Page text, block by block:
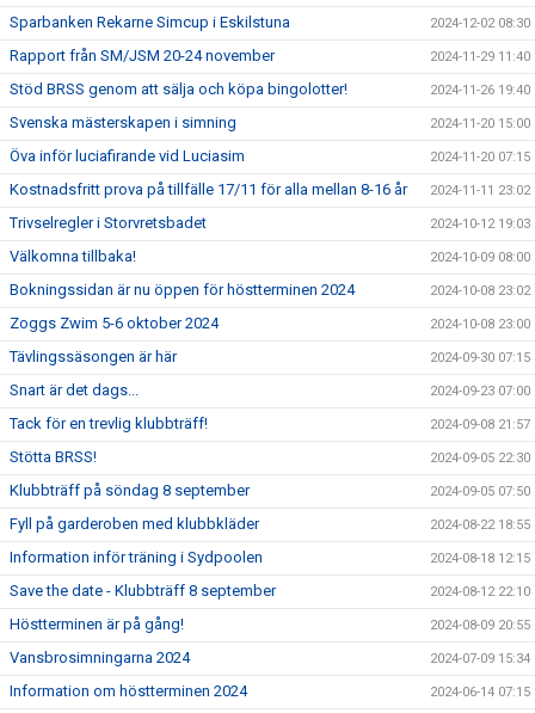
Sparbanken Rekarne Simcup i Eskilstuna 2024-12-02 08:30
Rapport från SM/JSM 20-24 november 2024-11-29 11:40
Stöd BRSS genom att sälja och köpa bingolotter! 2024-11-26 19:40
Svenska mästerskapen i simning 2024-11-20 15:00
Öva inför luciafirande vid Luciasim 2024-11-20 07:15
Kostnadsfritt prova på tillfälle 17/11 för alla mellan 8-16 år 2024-11-11 23:02
Trivselregler i Storvretsbadet 2024-10-12 19:03
Välkomna tillbaka! 2024-10-09 08:00
Bokningssidan är nu öppen för höstterminen 2024 2024-10-08 23:02
Zoggs Zwim 5-6 oktober 2024 2024-10-08 23:00
Tävlingssäsongen är här 2024-09-30 07:15
Snart är det dags... 2024-09-23 07:00
Tack för en trevlig klubbträff! 2024-09-08 21:57
Stötta BRSS! 2024-09-05 22:30
Klubbträff på söndag 8 september 2024-09-05 07:50
Fyll på garderoben med klubbkläder 2024-08-22 18:55
Information inför träning i Sydpoolen 2024-08-18 12:15
Save the date - Klubbträff 8 september 2024-08-12 22:10
Höstterminen är på gång! 2024-08-09 20:55
Vansbrosimningarna 2024 2024-07-09 15:34
Information om höstterminen 2024 2024-06-14 07:15